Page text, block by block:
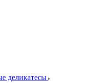
деликатесы